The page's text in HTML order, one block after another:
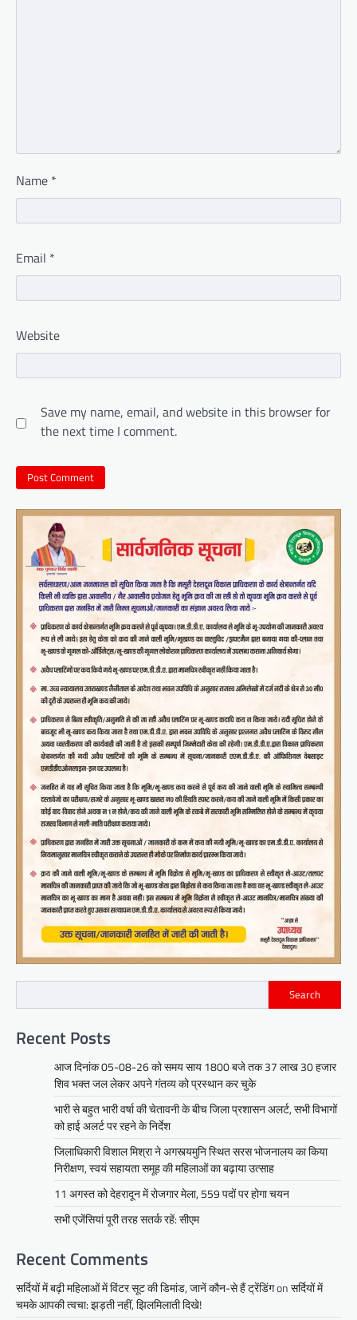
Name *
Email *
Website
Save my name, email, and website in this browser for
the next time I comment.
Search
Recent Posts
आज दिनांक 05-08-26 को समय साय 1800 बजे तक 37 लाख 30 हजार
शिव भक्त जल लेकर अपने गंतव्य को प्रस्थान कर चुके
भारी से बहुत भारी वर्षा की चेतावनी के बीच जिला प्रशासन अलर्ट, सभी विभागों
को हाई अलर्ट पर रहने के निर्देश
जिलाधिकारी विशाल मिश्रा ने अगस्त्यमुनि स्थित सरस भोजनालय का किया
निरीक्षण, स्वयं सहायता समूह की महिलाओं का बढ़ाया उत्साह
11 अगस्त को देहरादून में रोजगार मेला, 559 पदों पर होगा चयन
सभी एजेंसियां पूरी तरह सतर्क रहें: सीएम
Recent Comments
सर्दियों में बढ़ी महिलाओं में विंटर सूट की डिमांड, जानें कौन-से हैं ट्रेंडिंगonसर्दियों में
चमके आपकी त्वचा: झड़ती नहीं, झिलमिलाती दिखे!